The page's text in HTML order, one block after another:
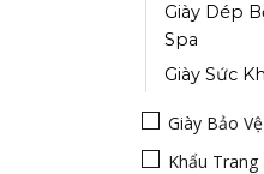
Giày Dép
Spa
Giày Sức
Giày Bảo Vệ
Khẩu